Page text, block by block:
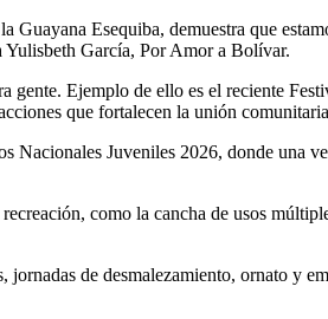
Esequiba, demuestra que
Yulisbeth García, Por Amor a Bolívar.
gente. Ejemplo de ello es el reciente
que fortalecen la unión
Juveniles 2026, donde una
como la cancha de usos
de desmalezamiento, ornato y